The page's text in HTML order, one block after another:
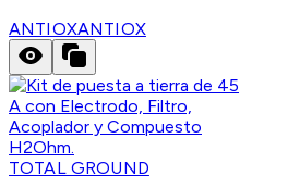
ANTIOXANTIOX
TOTAL GROUND